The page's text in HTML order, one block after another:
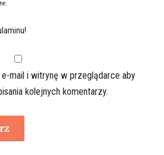
mail i witrynę w przeglądarce aby
kolejnych komentarzy.